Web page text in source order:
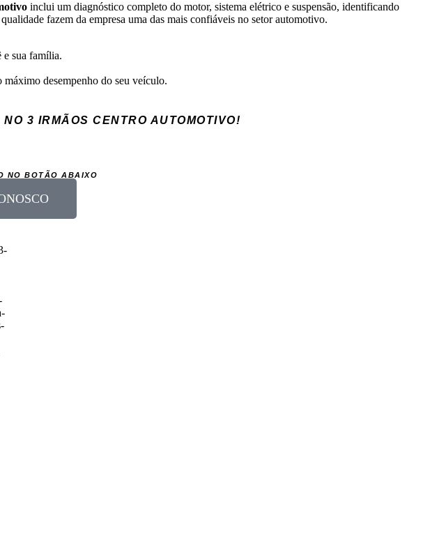
inclui um diagnóstico completo do motor, sistema elétrico e suspensão, identificando
fazem da empresa uma das mais confiáveis no setor automotivo.
e sua família.
desempenho do seu veículo.
3 IRMÃOS CENTRO AUTOMOTIVO!
NO BOTÃO ABAIXO